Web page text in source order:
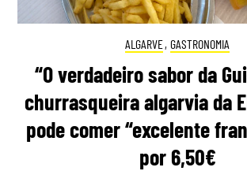
ALGARVE, GASTRONOMIA
“O verdadeiro sabor da
churrasqueira algarvia da
pode comer “excelente
por 6,50€